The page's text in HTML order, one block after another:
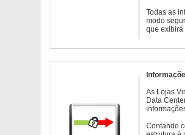
Todas as
modo
que exibirá
As Lojas
Data
Contando